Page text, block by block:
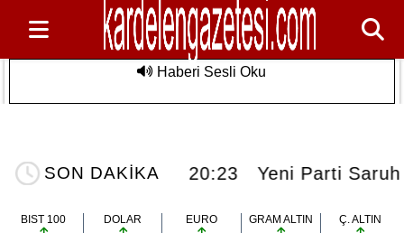
Haberi Sesli Oku
SON DAKİKA
Buluştu 20:23 Yeni Parti
BIST 100
DOLAR
EURO
GRAM ALTIN
Ç. ALTIN